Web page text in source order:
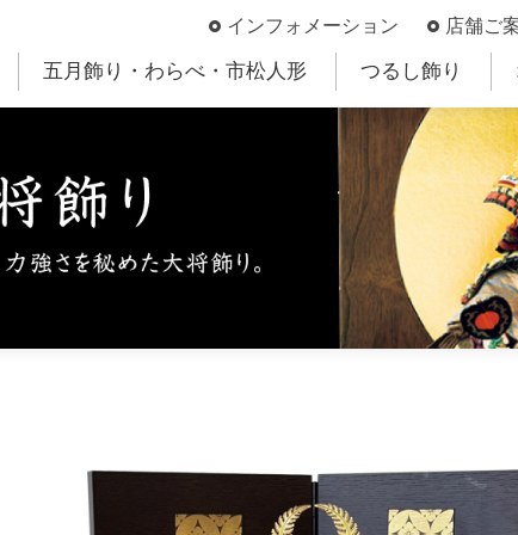
インフォメーション 店舗ご
五月飾り・わらべ・市松人形 つるし飾り